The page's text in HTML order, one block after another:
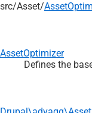
src/Asset/
AssetOptimizer
Defines the